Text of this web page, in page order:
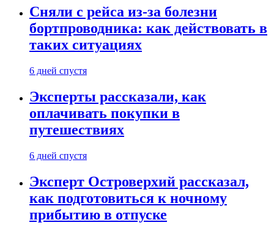
Сняли с рейса из-за болезни
бортпроводника: как действовать в
таких ситуациях
6 дней спустя
Эксперты рассказали, как
оплачивать покупки в
путешествиях
6 дней спустя
Эксперт Островерхий рассказал,
как подготовиться к ночному
прибытию в отпуске